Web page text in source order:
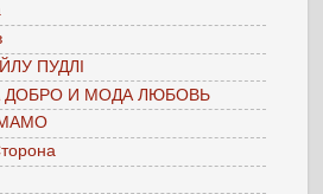
ПУДЛІ
ДОБРО И МОДА ЛЮБОВЬ